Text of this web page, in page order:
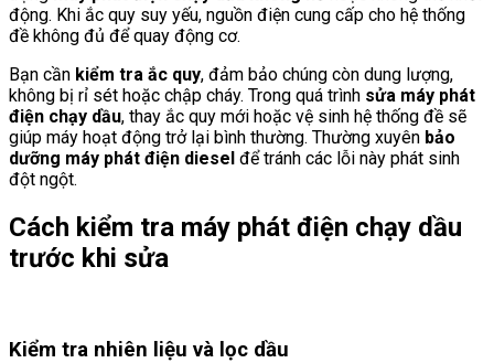
động. Khi ắc quy suy yếu, nguồn điện cung cấp cho hệ thống
đề không đủ để quay động cơ.
Bạn cần kiểm tra ắc quy, đảm bảo chúng còn dung lượng,
không bị rỉ sét hoặc chập cháy. Trong quá trình sửa máy phát
điện chạy dầu, thay ắc quy mới hoặc vệ sinh hệ thống đề sẽ
giúp máy hoạt động trở lại bình thường. Thường xuyên bảo
dưỡng máy phát điện diesel để tránh các lỗi này phát sinh
đột ngột.
Cách kiểm tra máy phát điện chạy dầu
trước khi sửa
Kiểm tra nhiên liệu và lọc dầu